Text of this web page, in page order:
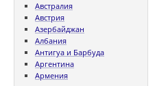
Австралия
Австрия
Азербайджан
Албания
Антигуа и Барбуда
Аргентина
Армения